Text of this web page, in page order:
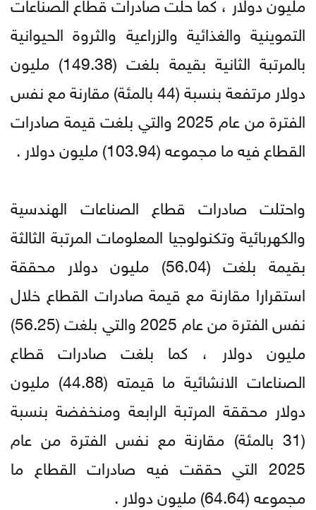
التموينية والغذائية والزراعية والثروة الحيوانية
بالمرتبة الثانية بقيمة بلغت (149.38) مليون
دولار مرتفعة بنسبة (44 بالمئة) مقارنة مع نفس
الفترة من عام 2025 والتي بلغت قيمة صادرات
القطاع فيه ما مجموعه (103.94) مليون دولار .
واحتلت صادرات قطاع الصناعات الهندسية
والكهربائية وتكنولوجيا المعلومات المرتبة الثالثة
بقيمة بلغت (56.04) مليون دولار محققة
استقرارا مقارنة مع قيمة صادرات القطاع خلال
نفس الفترة من عام 2025 والتي بلغت (56.25)
مليون دولار ، كما بلغت صادرات قطاع
الصناعات الانشائية ما قيمته (44.88) مليون
دولار محققة المرتبة الرابعة ومنخفضة بنسبة
(31 بالمئة) مقارنة مع نفس الفترة من عام
2025 التي حققت فيه صادرات القطاع ما
مجموعه (64.64) مليون دولار .